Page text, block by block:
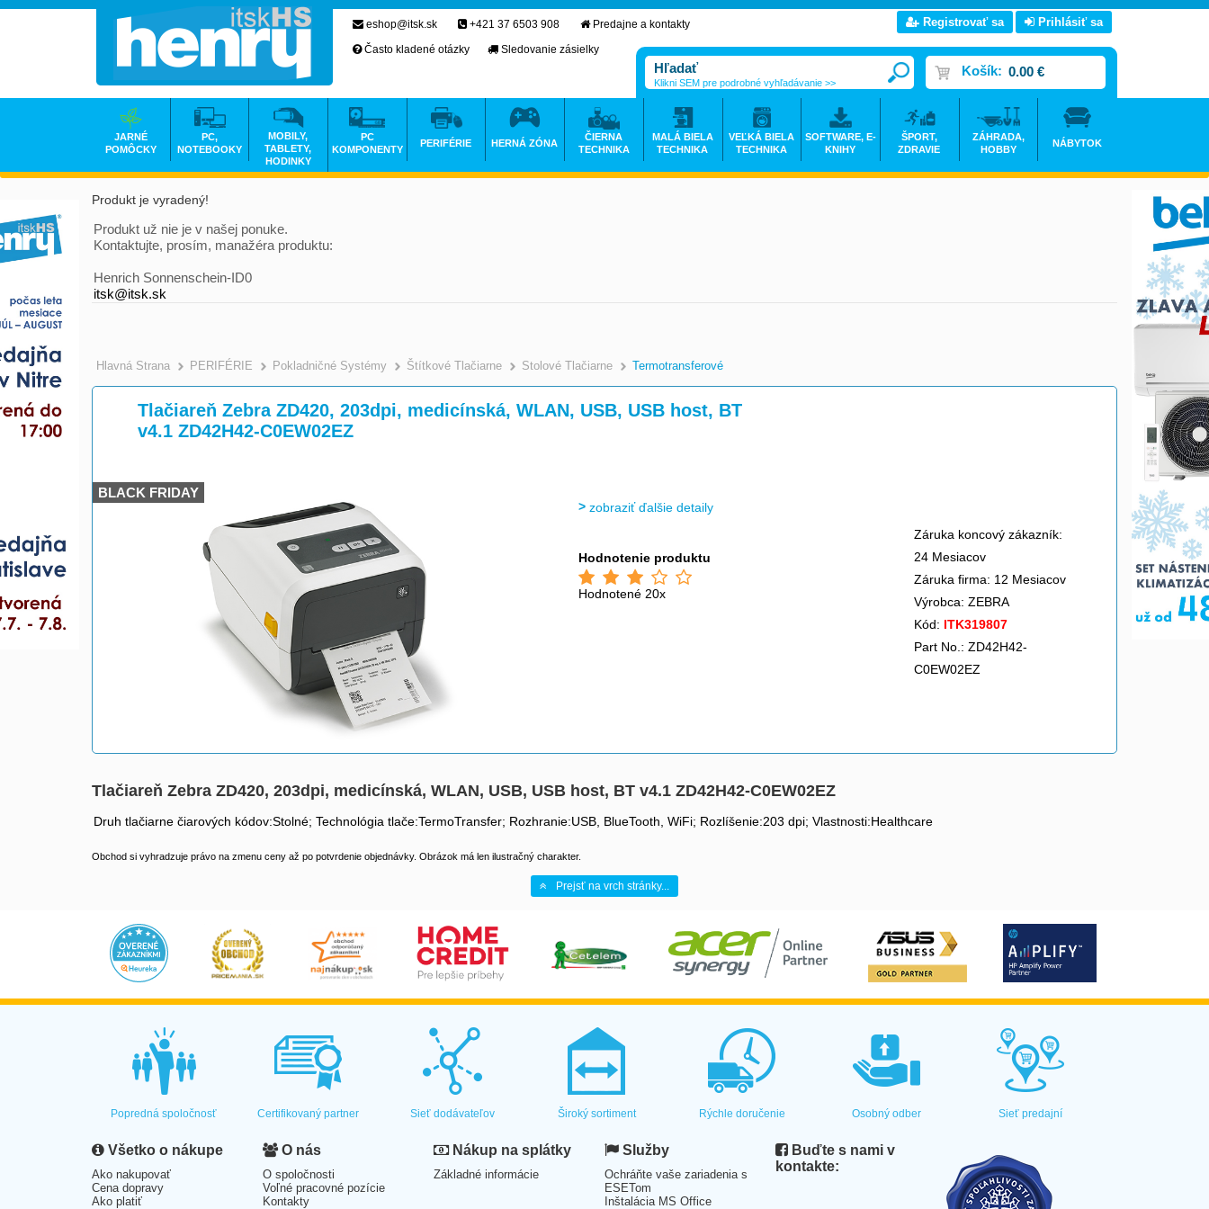
Produkt je vyradený!
Produkt už nie je v našej ponuke.
Kontaktujte, prosím, manažéra produktu:
Henrich Sonnenschein-ID0
itsk@itsk.sk
Hlavná Strana >
PERIFÉRIE >
Pokladničné Systémy >
Štítkové Tlačiarne >
Stolové Tlačiarne >
Termotransferové
Tlačiareň Zebra ZD420, 203dpi, medicínská, WLAN, USB, USB host, BT
v4.1 ZD42H42-C0EW02EZ
BLACK FRIDAY
zobraziť ďalšie detaily
Hodnotenie produktu
Hodnotené 20x
Záruka koncový zákazník:
24 Mesiacov
Záruka firma: 12 Mesiacov
Výrobca: ZEBRA
Kód: ITK319807
Part No.: ZD42H42-
C0EW02EZ
Tlačiareň Zebra ZD420, 203dpi, medicínská, WLAN, USB, USB host, BT v4.1 ZD42H42-C0EW02EZ
Druh tlačiarne čiarových kódov:Stolné; Technológia tlače:TermoTransfer; Rozhranie:USB, BlueTooth, WiFi; Rozlíšenie:203 dpi; Vlastnosti:Healthcare
Obchod si vyhradzuje právo na zmenu ceny až po potvrdenie objednávky. Obrázok má len ilustračný charakter.
Prejsť na vrch stránky...
eshop@itsk.sk +421 37 6503 908
Predajne a kontakty
Často kladené otázky
Sledovanie zásielky
Registrovať sa Prihlásiť sa
Košík: 0.00 €
Klikni SEM pre podrobné vyhľadávanie >>
JARNÉ
POMÔCKY
PC,
NOTEBOOKY
MOBILY,
TABLETY,
HODINKY
PC
KOMPONENTY
PERIFÉRIE HERNÁ ZÓNA
ČIERNA
TECHNIKA
MALÁ BIELA
TECHNIKA
VEĽKÁ BIELA
TECHNIKA
SOFTWARE, E-
KNIHY
ŠPORT,
ZDRAVIE
ZÁHRADA,
HOBBY
NÁBYTOK
Popredná spoločnosť Certifikovaný partner Sieť dodávateľov Široký sortiment Rýchle doručenie Osobný odber Sieť predajní
Všetko o nákupe
Ako nakupovať
Cena dopravy
Ako platiť
O nás
O spoločnosti
Voľné pracovné pozície
Kontakty
Nákup na splátky
Základné informácie
Služby
Ochráňte vaše zariadenia s
ESETom
Inštalácia MS Office
Buďte s nami v
kontakte: